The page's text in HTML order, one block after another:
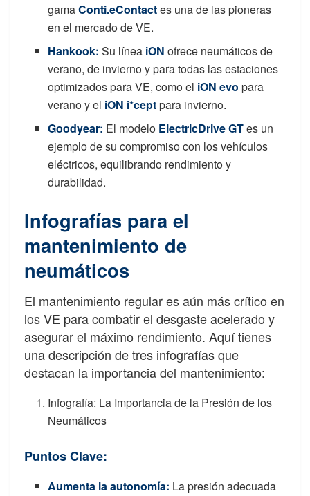
gamaConti.eContactes una de las pioneras
en el mercado de VE.
Hankook: Su línea iON ofrece neumáticos de
verano, de invierno y para todas las estaciones
optimizados para VE, como el iON evo para
verano y el iON i*ceptpara invierno.
Goodyear: El modelo ElectricDrive GTes un
ejemplo de su compromiso con los vehículos
eléctricos, equilibrando rendimiento y
durabilidad.
Infografías para el
mantenimiento de
neumáticos
El mantenimiento regular es aún más crítico en
los VE para combatir el desgaste acelerado y
asegurar el máximo rendimiento. Aquí tienes
una descripción de tres infografías que
destacan la importancia del mantenimiento:
Infografía: La Importancia de la Presión de los
Neumáticos
Puntos Clave:
Aumenta la autonomía: La presión adecuada